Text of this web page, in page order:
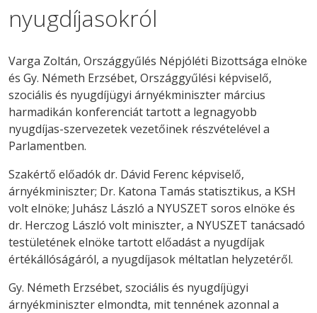
nyugdíjasokról
Varga Zoltán, Országgyűlés Népjóléti Bizottsága elnöke
és Gy. Németh Erzsébet, Országgyűlési képviselő,
szociális és nyugdíjügyi árnyékminiszter március
harmadikán konferenciát tartott a legnagyobb
nyugdíjas-szervezetek vezetőinek részvételével a
Parlamentben.
Szakértő előadók dr. Dávid Ferenc képviselő,
árnyékminiszter; Dr. Katona Tamás statisztikus, a KSH
volt elnöke; Juhász László a NYUSZET soros elnöke és
dr. Herczog László volt miniszter, a NYUSZET tanácsadó
testületének elnöke tartott előadást a nyugdíjak
értékállóságáról, a nyugdíjasok méltatlan helyzetéről.
Gy. Németh Erzsébet, szociális és nyugdíjügyi
árnyékminiszter elmondta, mit tennének azonnal a